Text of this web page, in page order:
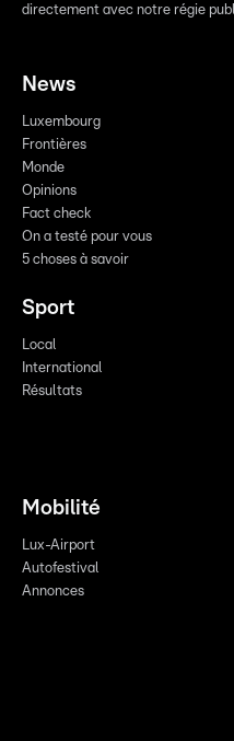
directement avec notre régie
News
Luxembourg
Frontières
Monde
Opinions
Fact check
On a testé pour vous
5 choses à savoir
Sport
Local
International
Résultats
Mobilité
Lux-Airport
Autofestival
Annonces